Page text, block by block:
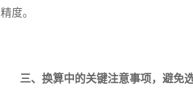
精度。
三、换算中的关键注意事项，避免